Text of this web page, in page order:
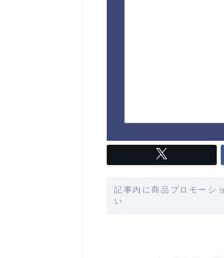
記事内に商品プロモーシ
い